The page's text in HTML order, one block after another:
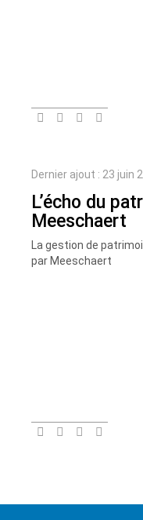
Dernier ajout : 23 juin
L’écho du
Meeschaert
La gestion de
par Meeschaert